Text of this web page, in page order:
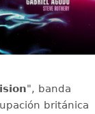
", banda
británica